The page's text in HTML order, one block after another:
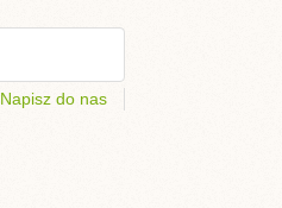
Napisz do nas